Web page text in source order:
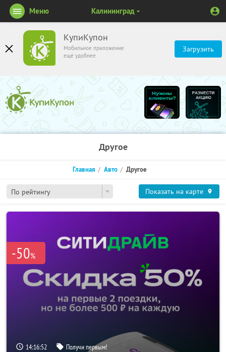
КупиКупон
Мобильное приложение
ещё удобнее
Загрузить
Меню Калининград
Другое
По рейтингу
Главная Авто Другое
Показать на карте
-50%
14:16:52 Получи первым!